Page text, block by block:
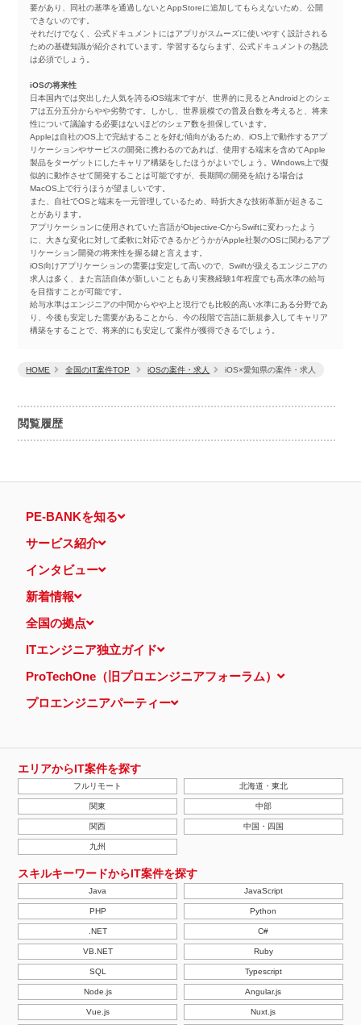
閲覧履歴
HOME 全国のIT案件TOP iOSの案件・求人 iOS×愛知県の案件・求人
要があり、同社の基準を通過しないとAppStoreに追加してもらえないため、公開
できないのです。
それだけでなく、公式ドキュメントにはアプリがスムーズに使いやすく設計される
ための基礎知識が紹介されています。学習するならまず、公式ドキュメントの熟読
は必須でしょう。
iOSの将来性
日本国内では突出した人気を誇るiOS端末ですが、世界的に見るとAndroidとのシェ
アは五分五分からやや劣勢です。しかし、世界規模での普及台数を考えると、将来
性について議論する必要はないほどのシェア数を担保しています。
Appleは自社のOS上で完結することを好む傾向があるため、iOS上で動作するアプ
リケーションやサービスの開発に携わるのであれば、使用する端末を含めてApple
製品をターゲットにしたキャリア構築をしたほうがよいでしょう。Windows上で擬
似的に動作させて開発することは可能ですが、長期間の開発を続ける場合は
MacOS上で行うほうが望ましいです。
また、自社でOSと端末を一元管理しているため、時折大きな技術革新が起きるこ
とがあります。
アプリケーションに使用されていた言語がObjective-CからSwiftに変わったよう
に、大きな変化に対して柔軟に対応できるかどうかがApple社製のOSに関わるアプ
リケーション開発の将来性を握る鍵と言えます。
iOS向けアプリケーションの需要は安定して高いので、Swiftが扱えるエンジニアの
求人は多く、また言語自体が新しいこともあり実務経験1年程度でも高水準の給与
を目指すことが可能です。
給与水準はエンジニアの中間からやや上と現行でも比較的高い水準にある分野であ
り、今後も安定した需要があることから、今の段階で言語に新規参入してキャリア
構築をすることで、将来的にも安定して案件が獲得できるでしょう。
PE-BANKを知る
サービス紹介
インタビュー
新着情報
全国の拠点
ITエンジニア独立ガイド
ProTechOne（旧プロエンジニアフォーラム）
プロエンジニアパーティー
エリアからIT案件を探す
フルリモート 北海道・東北
関東 中部
関西 中国・四国
九州
スキルキーワードからIT案件を探す
Java JavaScript
PHP Python
.NET C#
VB.NET Ruby
SQL Typescript
Node.js Angular.js
Vue.js Nuxt.js